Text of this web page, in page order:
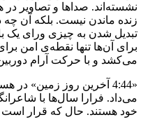
نشسته‌اند. صداها و تصاویر در
زنده ماندن نیست. بلکه آن
تبدیل شدن به چیزی ورای یک
برای آن‌ها تنها نقطه‌ی امن
می‌کشد و با حرکت آرام
می‌داد. فرارا سال‌ها با
خود هستند. حال که قرار است